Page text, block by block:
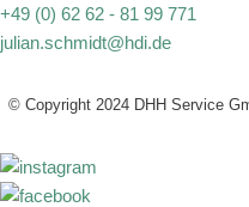
+49 (0) 62 62 - 81 99 771
julian.schmidt@hdi.de
© Copyright 2024 DHH Service